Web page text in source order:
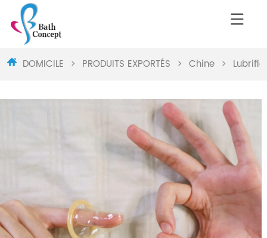
DOMICILE > PRODUITS EXPORTÉS > Chine >